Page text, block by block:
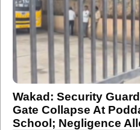
Wakad: Security
Gate Collapse At
School; Negligence